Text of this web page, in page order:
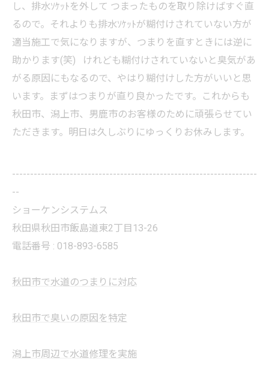
し、排水ｿｹｯﾄを外して つまったものを取り除けばすぐ直
るので。それよりも排水ｿｹｯﾄが糊付けされていない方が
適当施工で気になりますが、つまりを直すときには逆に
助かります(笑) けれども糊付けされていないと臭気があ
がる原因にもなるので、やはり糊付けした方がいいと思
います。まずはつまりが直り良かったです。これからも
秋田市、潟上市、男鹿市のお客様のために頑張らせてい
ただきます。明日は久しぶりにゆっくりお休みします。
--------------------------------------------------------------------
--
ショーケンシステムス
秋田県秋田市飯島道東2丁目13-26
電話番号 : 018-893-6585
秋田市で水道のつまりに対応
秋田市で臭いの原因を特定
潟上市周辺で水道修理を実施